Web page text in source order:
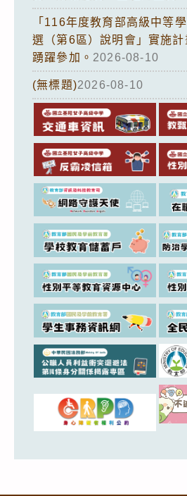
「116年度教育部高級中等
選（第6區）說明會」實施
踴躍參加。 2026-08-10
(無標題)2026-08-10